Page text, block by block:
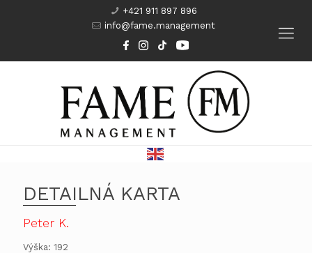
+421 911 897 896
info@fame.management
DETAILNÁ KARTA
Peter K.
Výška: 192
Herci